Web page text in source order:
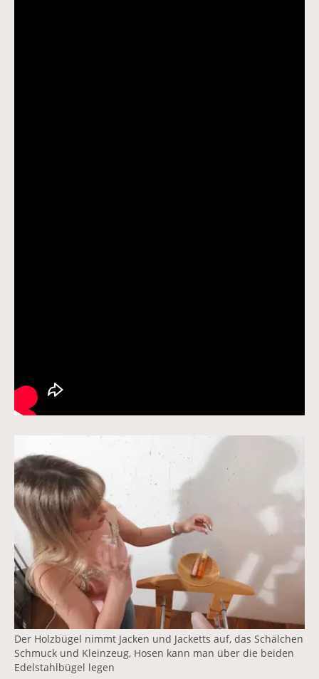
Vergrößerte Version anzeigen für Kleiderständer in
Der Holzbügel nimmt Jacken und Jacketts auf, das Schälchen
Schmuck und Kleinzeug, Hosen kann man über die beiden
Edelstahlbügel legen